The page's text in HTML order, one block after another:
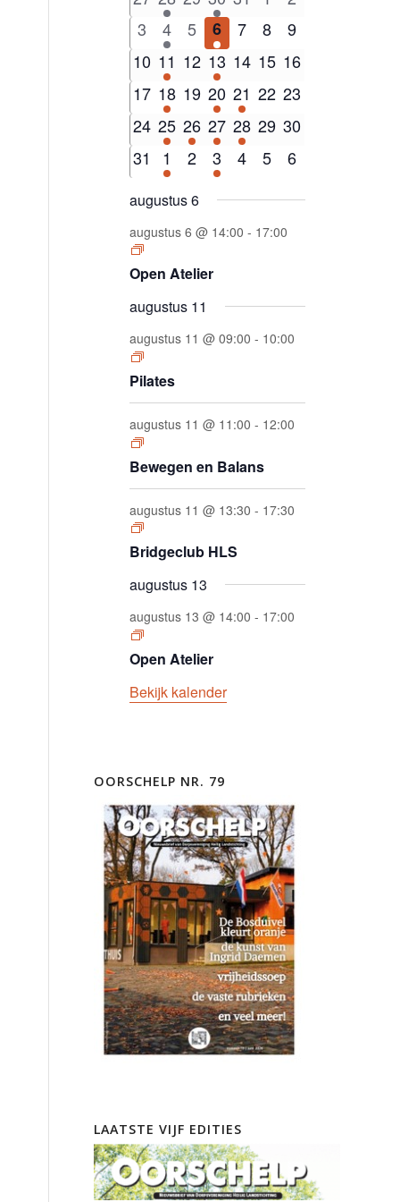
Evenementen
evenementen
evenementen
evenementen
evenement
evenementen
evenementen
evenementen
0
evenementen
3
3
evenementen
4
0
evenementen
5
1
evenement
6
0
evenementen
7
0
evenementen
8
0
evenementen
9
0
evenementen
10 3
evenementen
11 0
evenementen
12 1
evenement
13 0
evenementen
14 0
evenementen
15 0
evenementen
16
0
evenementen
17 3
evenementen
18 0
evenementen
19 1
evenement
20 1
evenement
21 0
evenementen
22 0
evenementen
23
0
evenementen
24 3
evenementen
25 1
evenement
26 1
evenement
27 1
evenement
28 0
evenementen
29 0
evenementen
30
0
evenementen
31
3
evenementen
1
0
evenementen
2
1
evenement
3
0
4
0
5
0
6
augustus 6
augustus 6 @ 14:00 - 17:00
Open Atelier
augustus 11
augustus 11 @ 09:00 - 10:00
Pilates
augustus 11 @ 11:00 - 12:00
Bewegen en Balans
augustus 11 @ 13:30 - 17:30
Bridgeclub HLS
augustus 13
augustus 13 @ 14:00 - 17:00
Open Atelier
Bekijk kalender
OORSCHELP NR. 79
LAATSTE VIJF EDITIES